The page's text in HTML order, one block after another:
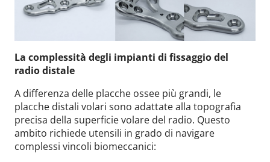
La complessità degli impianti di fissaggio del
radio distale
A differenza delle placche ossee più grandi, le
placche distali volari sono adattate alla topografia
precisa della superficie volare del radio. Questo
ambito richiede utensili in grado di navigare
complessi vincoli biomeccanici: